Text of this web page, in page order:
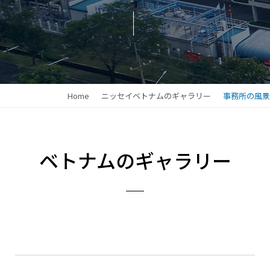
Home ニッセイベトナムのギャラリー 事務所の風景
ベトナムのギャラリー